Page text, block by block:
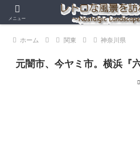
ホーム 関東 神奈川県
元闇市、今ヤミ市。横浜『
メニュー